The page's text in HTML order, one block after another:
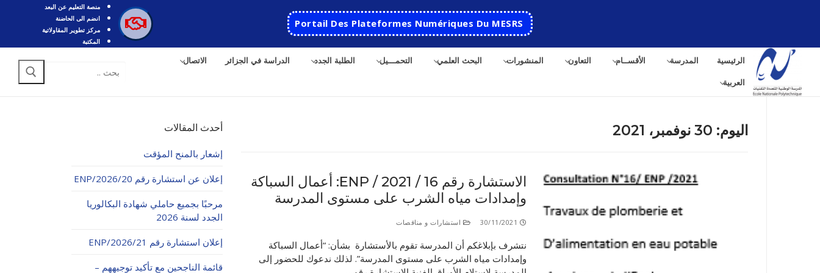
Portail Des Plateformes Numériques Du MESRS
منصة التعليم عن البعد
انضم الى الحاضنة
مركز تطوير المقاولاتية
المكتبة
الرئيسية المدرسة الأقســام التعاون المنشورات البحث العلمي التحمـــيل الطلبة الجدد الدراسة في الجزائر الاتصال
العربية
الرئيسية
المدرسة
مقدمة عن المدرسة
تاريخ المدرسة
الأقســام
اليوم: 30 نوفمبر، 2021
الاستشارة رقم 16 / ENP / 2021: أعمال السباكة
وإمدادات مياه الشرب على مستوى المدرسة
30/11/2021 استشارات و مناقصات
نتشرف بإبلاغكم أن المدرسة تقوم بالأستشارة بشأن: “أعمال السباكة
وإمدادات مياه الشرب على مستوى المدرسة”. لذلك ندعوك للحضور إلى
أحدث المقالات
إشعار بالمنح المؤقت
إعلان عن استشارة رقم 20/ENP/2026
مرحبًا بجميع حاملي شهادة البكالوريا
الجدد لسنة 2026
إعلان استشارة رقم 21/ENP/2026
قائمة الناجحين مع تأكيد توجيههم –